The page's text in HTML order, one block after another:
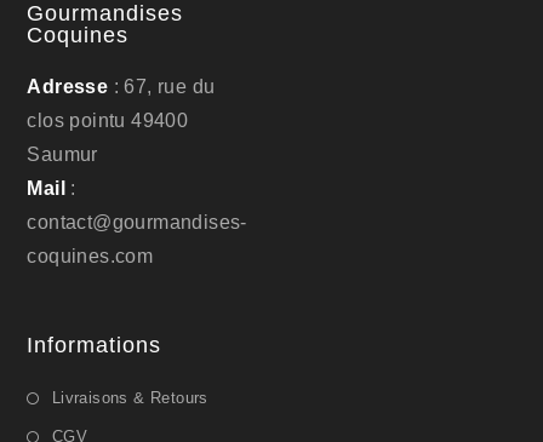
Gourmandises
Coquines
Adresse : 67, rue du
clos pointu 49400
Saumur
Mail :
contact@gourmandises-
coquines.com
Informations
Livraisons & Retours
CGV